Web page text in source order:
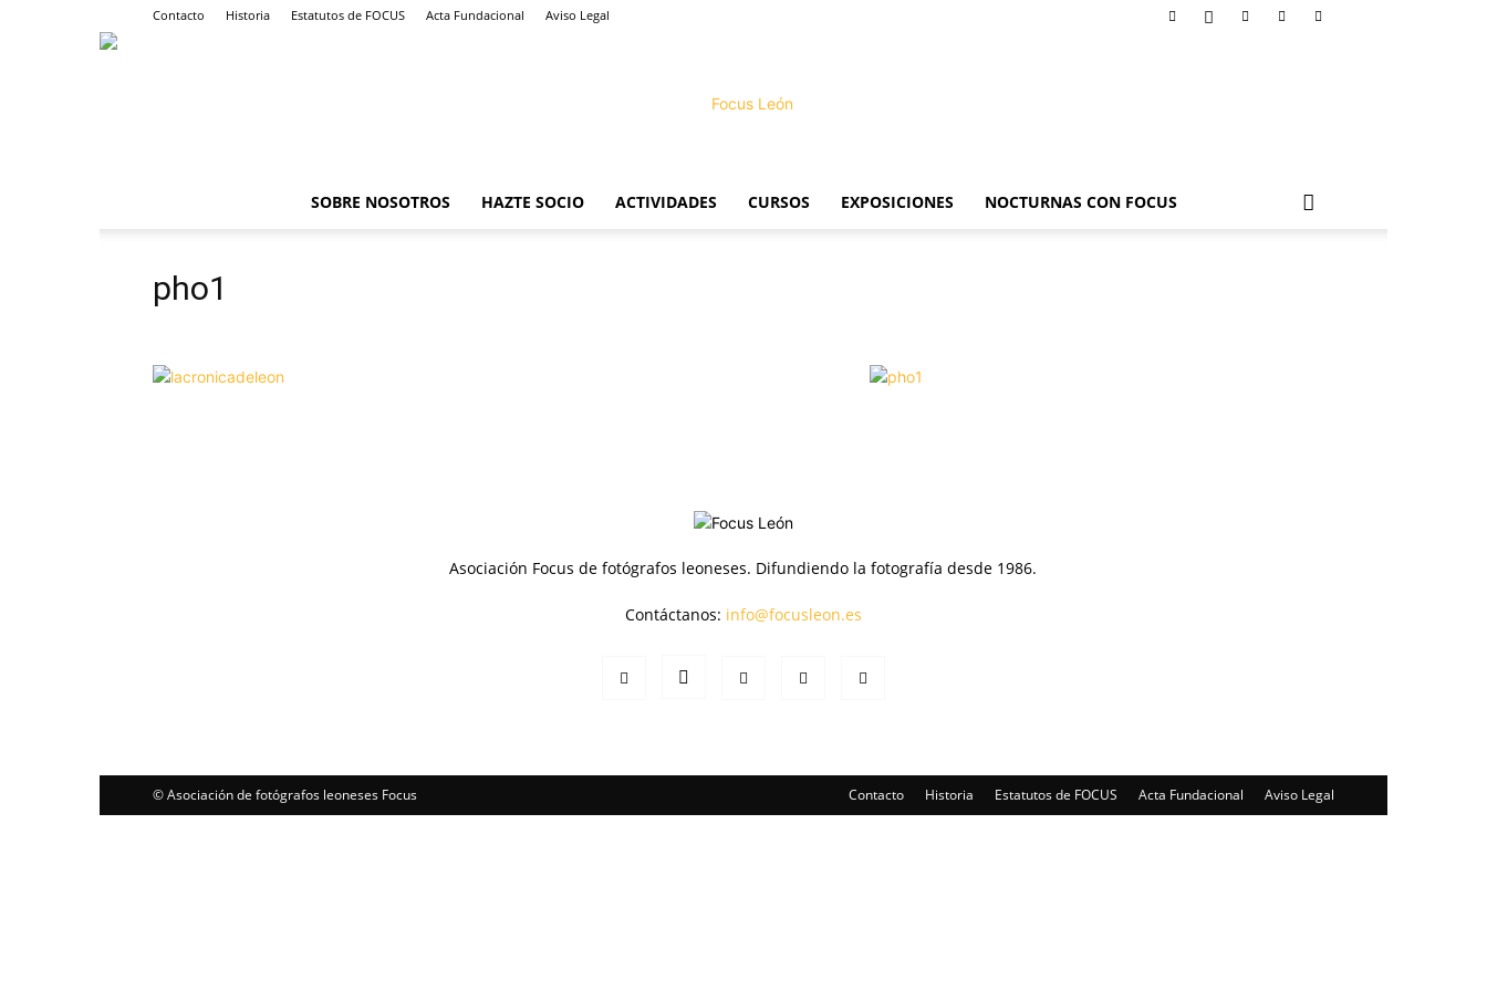
Contacto Historia Estatutos de FOCUS Acta Fundacional Aviso Legal
SOBRE NOSOTROS HAZTE SOCIO ACTIVIDADES CURSOS EXPOSICIONES NOCTURNAS CON FOCUS
pho1
Asociación Focus de fotógrafos leoneses. Difundiendo la fotografía desde 1986.
Contáctanos: info@focusleon.es
Contacto Historia Estatutos de FOCUS Acta Fundacional Aviso Legal
© Asociación de fotógrafos leoneses Focus